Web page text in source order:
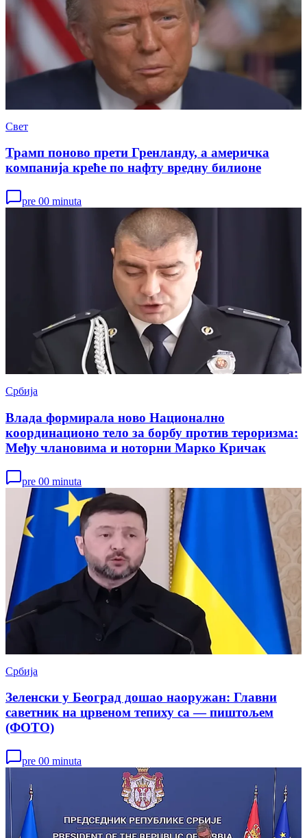
Свет
Трамп поново прети Гренланду, а америчка
компанија креће по нафту вредну билионе
pre 00 minuta
Србија
Влада формирала ново Национално
координационо тело за борбу против тероризма:
Међу члановима и ноторни Марко Кричак
pre 00 minuta
Србија
Зеленски у Београд дошао наоружан: Главни
саветник на црвеном тепиху са — пиштољем
(ФОТО)
pre 00 minuta